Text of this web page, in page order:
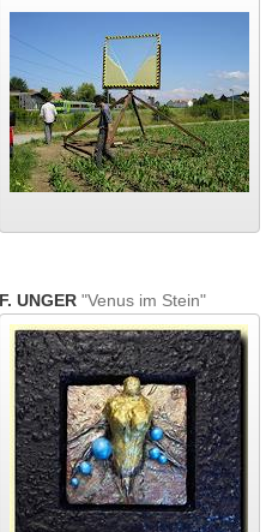
F. UNGER"Venus im Stein"